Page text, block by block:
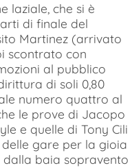
laziale, che si è
di finale del
Martinez (arrivato
scontrato con
al pubblico
di soli 0,80
numero quattro al
le prove di Jacopo
e quelle di Tony Cili
delle gare per la gioia
baia sopravento